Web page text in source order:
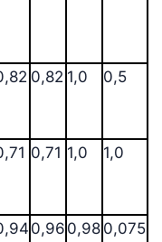
0,82 1,0 0,5
0,71 1,0 1,0
0,96 0,98 0,075